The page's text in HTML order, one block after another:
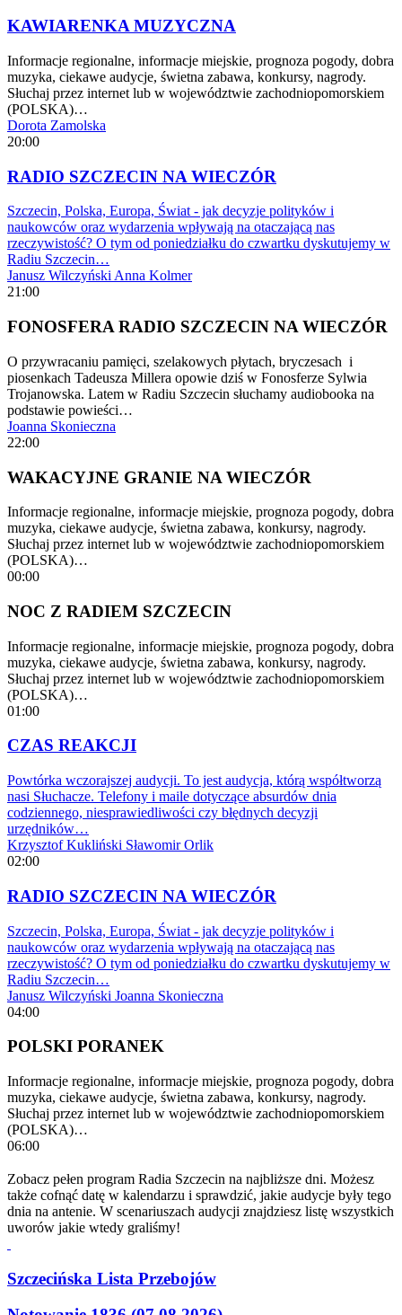
KAWIARENKA MUZYCZNA
Informacje regionalne, informacje miejskie, prognoza pogody, dobra
muzyka, ciekawe audycje, świetna zabawa, konkursy, nagrody.
Słuchaj przez internet lub w województwie zachodniopomorskiem
(POLSKA)…
Dorota Zamolska
20:00
RADIO SZCZECIN NA WIECZÓR
Szczecin, Polska, Europa, Świat - jak decyzje polityków i
naukowców oraz wydarzenia wpływają na otaczającą nas
rzeczywistość? O tym od poniedziałku do czwartku dyskutujemy w
Radiu Szczecin…
Janusz WilczyńskiAnna Kolmer
21:00
FONOSFERA RADIO SZCZECIN NA WIECZÓR
O przywracaniu pamięci, szelakowych płytach, bryczesach i
piosenkach Tadeusza Millera opowie dziś w Fonosferze Sylwia
Trojanowska. Latem w Radiu Szczecin słuchamy audiobooka na
podstawie powieści…
Joanna Skonieczna
22:00
WAKACYJNE GRANIE NA WIECZÓR
Informacje regionalne, informacje miejskie, prognoza pogody, dobra
muzyka, ciekawe audycje, świetna zabawa, konkursy, nagrody.
Słuchaj przez internet lub w województwie zachodniopomorskiem
(POLSKA)…
00:00
NOC Z RADIEM SZCZECIN
Informacje regionalne, informacje miejskie, prognoza pogody, dobra
muzyka, ciekawe audycje, świetna zabawa, konkursy, nagrody.
Słuchaj przez internet lub w województwie zachodniopomorskiem
(POLSKA)…
01:00
CZAS REAKCJI
Powtórka wczorajszej audycji. To jest audycja, którą współtworzą
nasi Słuchacze. Telefony i maile dotyczące absurdów dnia
codziennego, niesprawiedliwości czy błędnych decyzji
urzędników…
Krzysztof Kukliński Sławomir Orlik
02:00
RADIO SZCZECIN NA WIECZÓR
Szczecin, Polska, Europa, Świat - jak decyzje polityków i
naukowców oraz wydarzenia wpływają na otaczającą nas
rzeczywistość? O tym od poniedziałku do czwartku dyskutujemy w
Radiu Szczecin…
Janusz Wilczyński Joanna Skonieczna
04:00
POLSKI PORANEK
Informacje regionalne, informacje miejskie, prognoza pogody, dobra
muzyka, ciekawe audycje, świetna zabawa, konkursy, nagrody.
Słuchaj przez internet lub w województwie zachodniopomorskiem
(POLSKA)…
06:00
Zobacz pełen program Radia Szczecin na najbliższe dni. Możesz
także cofnąć datę w kalendarzu i sprawdzić, jakie audycje były tego
dnia na antenie. W scenariuszach audycji znajdziesz listę wszystkich
uworów jakie wtedy graliśmy!
Szczecińska Lista Przebojów